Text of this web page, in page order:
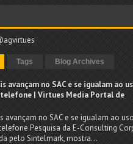
Tags Blog Archives
avançam no SAC e se igualam ao
| Virtues Media Portal de
avançam no SAC e se igualam ao uso
Pesquisa da E-Consulting
pelo Sintelmark, mostra...